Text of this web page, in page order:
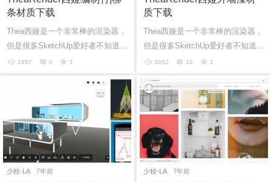
条材质下载
Thea西娅是一个非常棒的渲染器，
但是很多SketchUp爱好者不知道如
何免费获取下载优质素材，这里给
1857 0 1
质下载
Thea西娅是一个非常棒的渲染器，
但是很多SketchUp爱好者不知道如
何免费获取下载优质素材，这里给
质下载...
2052 12 1
少校-LA 7年前 少校-LA 7年前
您没有权限发布内容，请购买会员或者提升权
限。
6位以上
6位以上